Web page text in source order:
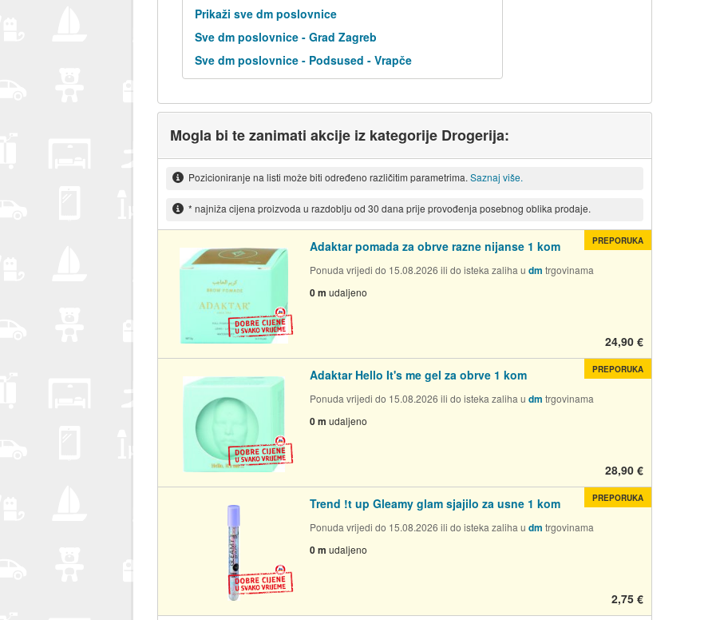
Prikaži sve dm poslovnice
Sve dm poslovnice - Grad Zagreb
Sve dm poslovnice - Podsused - Vrapče
Mogla bi te zanimati akcije iz kategorije Drogerija:
Pozicioniranje na listi može biti određeno različitim parametrima. Saznaj više.
* najniža cijena proizvoda u razdoblju od 30 dana prije provođenja posebnog oblika prodaje.
Adaktar pomada za obrve razne nijanse 1 kom
Ponuda vrijedi do 15.08.2026 ili do isteka zaliha u dm trgovinama
0 m udaljeno
24,90 €
PREPORUKA
Adaktar Hello It's me gel za obrve 1 kom
Ponuda vrijedi do 15.08.2026 ili do isteka zaliha u dm trgovinama
0 m udaljeno
28,90 €
PREPORUKA
Trend !t up Gleamy glam sjajilo za usne 1 kom
Ponuda vrijedi do 15.08.2026 ili do isteka zaliha u dm trgovinama
0 m udaljeno
2,75 €
PREPORUKA